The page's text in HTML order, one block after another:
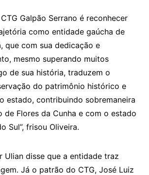
Galpão Serrano é reconhecer
como entidade gaúcha de
que com sua dedicação e
mesmo superando muitos
de sua história, traduzem o
do patrimônio histórico e
estado, contribuindo sobremaneira
de Flores da Cunha e com o estado
Sul”, frisou Oliveira.
Ulian disse que a entidade traz
Já o patrão do CTG, José Luiz